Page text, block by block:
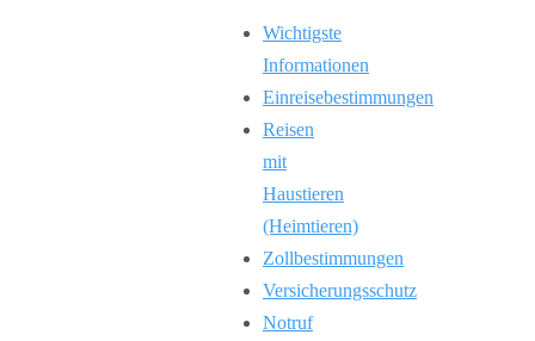
Wichtigste
Informationen
Einreisebestimmungen
Reisen
mit
Haustieren
(Heimtieren)
Zollbestimmungen
Versicherungsschutz
Notruf